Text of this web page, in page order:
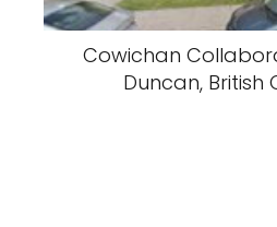
Cowichan
Duncan, British